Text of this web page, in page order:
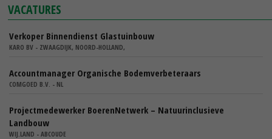
VACATURES
Verkoper Binnendienst Glastuinbouw
KARO BV - ZWAAGDIJK, NOORD-HOLLAND,
Accountmanager Organische Bodemverbeteraars
COMGOED B.V. - NL
Projectmedewerker BoerenNetwerk – Natuurinclusieve
Landbouw
WIJ.LAND - ABCOUDE